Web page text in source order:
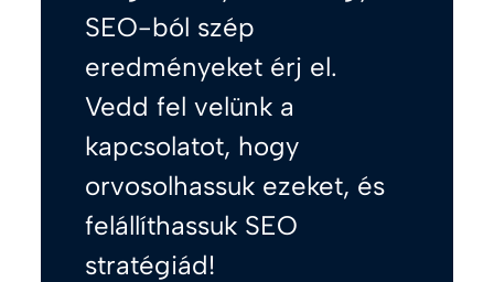
SEO-ból szép
eredményeket érj el.
Vedd fel velünk a
kapcsolatot, hogy
orvosolhassuk ezeket, és
felállíthassuk SEO
stratégiád!